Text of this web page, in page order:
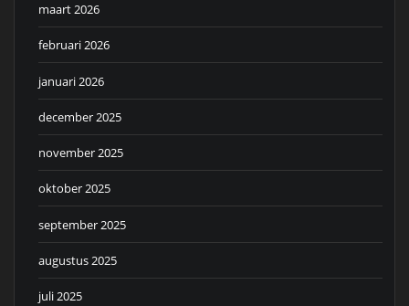
maart 2026
februari 2026
januari 2026
december 2025
november 2025
oktober 2025
september 2025
augustus 2025
juli 2025